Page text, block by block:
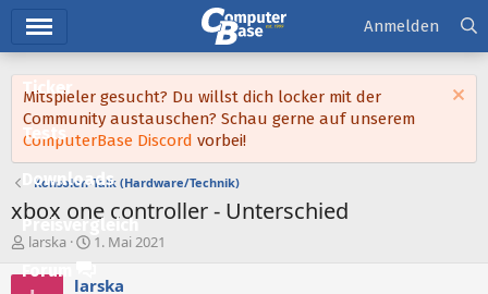
Ticker
Tests
Downloads
Preisvergleich
Forum
Anmelden
Mitspieler gesucht? Du willst dich locker mit der
Community austauschen? Schau gerne auf unserem
ComputerBase Discord vorbei!
Konsolen-Talk (Hardware/Technik)
xbox one controller - Unterschied
E
r
s
larska
E
r
s
1. Mai 2021
larska